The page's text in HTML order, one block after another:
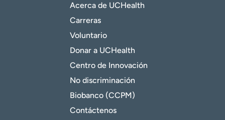
Acerca de UCHealth
Carreras
Voluntario
Donar a UCHealth
Centro de Innovación
No discriminación
Biobanco (CCPM)
Contáctenos